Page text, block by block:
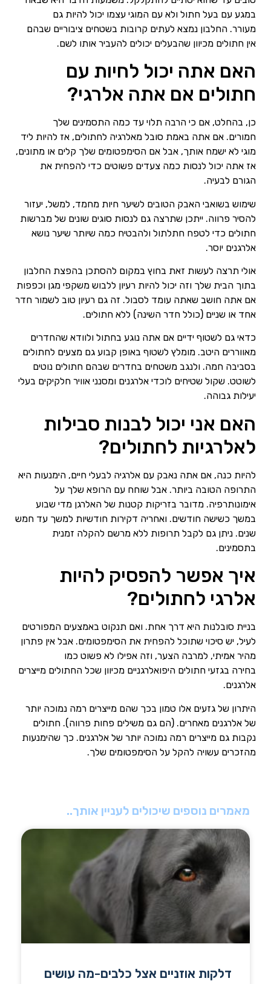
במגע עם בעל חתול ולא עם המוגי עצמו יכול להיות גם
מעורר. החלבון נמצא לעתים קרובות בשטחים ציבוריים שבהם
אין חתולים מכיוון שהבעלים יכולים להעביר אותו לשם.
האם אתה יכול לחיות עם
חתולים אם אתה אלרגי?
כן, בהחלט, אם כי הרבה תלוי עד כמה התסמינים שלך
חמורים. אם אתה באמת סובל מאלרגיה לחתולים, אז להיות ליד
מוגי לא ישמח אותך, אבל אם הסימפטומים שלך קלים או מתונים,
אז אתה יכול לנסות כמה צעדים פשוטים כדי להפחית את
הגורם לבעיה.
שימוש בשואבי האבק הטובים לשיער חיות מחמד, למשל, יעזור
להסיר פרווה. ייתכן שתרצה גם לנסות סוגים שונים של מברשות
חתולים כדי לטפח חתלתול ולהבטיח כמה שיותר שיער נושא
אלרגנים יוסר.
אולי תרצה לעשות זאת בחוץ במקום להסתכן בהפצת החלבון
בתוך הבית שלך וזה יכול להיות רעיון ללבוש משקפי מגן וכפפות
אם אתה חושב שאתה עומד לסבול. זה גם רעיון טוב לשמור חדר
אחד או שניים (כולל חדר השינה) ללא חתולים.
כדאי גם לשטוף ידיים אם אתה נוגע בחתול ולוודא שהחדרים
מאווררים היטב. מומלץ לשטוף באופן קבוע גם מצעים לחתולים
בסביבה חמה. ולנגב משטחים בחדרים שבהם חתולים נוטים
לשוטט. שקול שטיחים לוכדי אלרגנים ומסנני אוויר חלקיקים בעלי
יעילות גבוהה.
האם אני יכול לבנות סבילות
לאלרגיות לחתולים?
להיות כנה, אם אתה נאבק עם אלרגיה לבעלי חיים, הימנעות היא
התרופה הטובה ביותר. אבל שוחח עם הרופא שלך על
אימונותרפיה. מדובר בזריקות קטנות של האלרגן מדי שבוע
במשך כשישה חודשים. ואחריה דקירות חודשיות למשך עד חמש
שנים. ניתן גם לקבל תרופות ללא מרשם להקלה זמנית
בתסמינים.
איך אפשר להפסיק להיות
אלרגי לחתולים?
בניית סובלנות היא דרך אחת. ואם תנקוט באמצעים המפורטים
לעיל, יש סיכוי שתוכל להפחית את הסימפטומים. אבל אין פתרון
מהיר אמיתי, למרבה הצער, וזה אפילו לא פשוט כמו
בחירה בגזעי חתולים היפואלרגניים מכיוון שכל החתולים מייצרים
אלרגנים.
היתרון של גזעים אלו טמון בכך שהם מייצרים רמה נמוכה יותר
של אלרגנים מאחרים. (הם גם משילים פחות פרווה). חתולים
נקבות גם מייצרים רמה נמוכה יותר של אלרגנים. כך שהימנעות
מהזכרים עשויה להקל על הסימפטומים שלך.
מאמרים נוספים שיכולים לעניין אותך..
דלקות אוזניים אצל כלבים-מה עושים